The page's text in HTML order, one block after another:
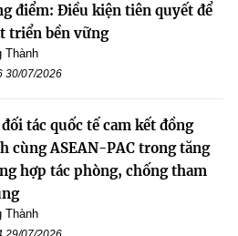
điểm: Điều kiện tiên quyết để
triển bền vững
Thành
30/07/2026
đối tác quốc tế cam kết đồng
cùng ASEAN-PAC trong tăng
hợp tác phòng, chống tham
Thành